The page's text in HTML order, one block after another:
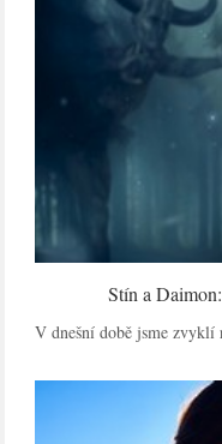
Stín a
V dnešní době jsme